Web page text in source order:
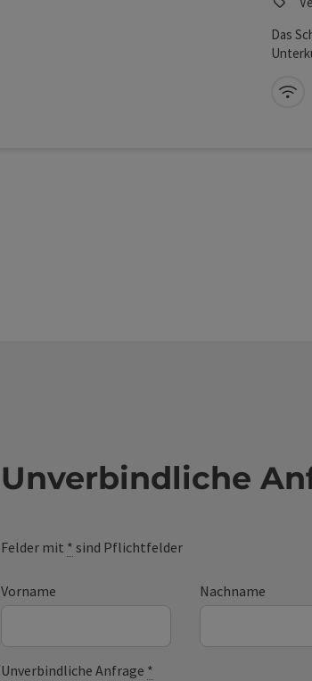
Das
Unverbindliche
Felder mit * sind Pflichtfelder
Vorname Nachname
Unverbindliche Anfrage *